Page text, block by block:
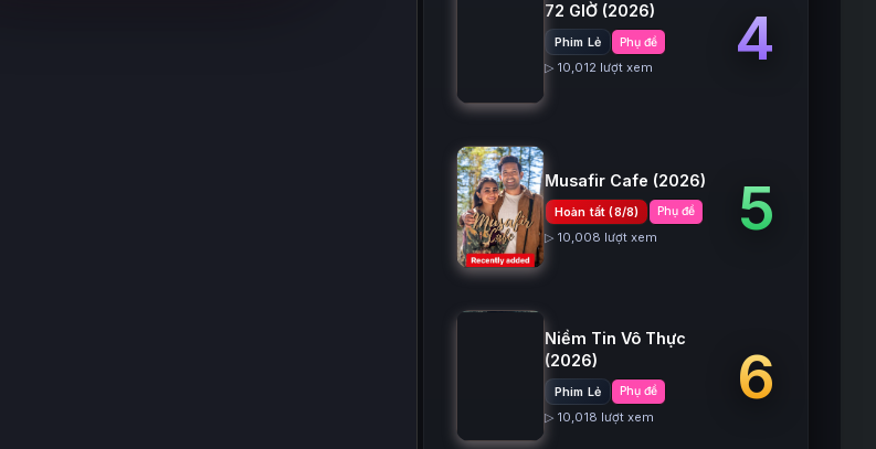
72 GIỜ (2026)
Phim Lẻ Phụ đề
▷ 10,012 lượt xem 4
Musafir Cafe (2026)
Hoàn tất (8/8) Phụ đề
▷ 10,008 lượt xem 5
Niềm Tin Vô Thực
(2026)
Phim Lẻ Phụ đề
▷ 10,018 lượt xem
6